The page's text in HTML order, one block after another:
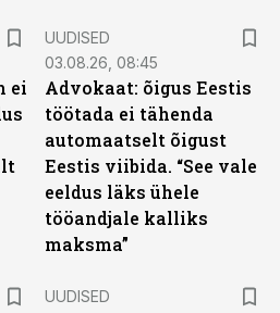
ei
UUDISED
03.08.26, 08:45
Advokaat: õigus Eestis
töötada ei tähenda
automaatselt õigust
Eestis viibida. “See vale
eeldus läks ühele
tööandjale kalliks
maksma”
UUDISED